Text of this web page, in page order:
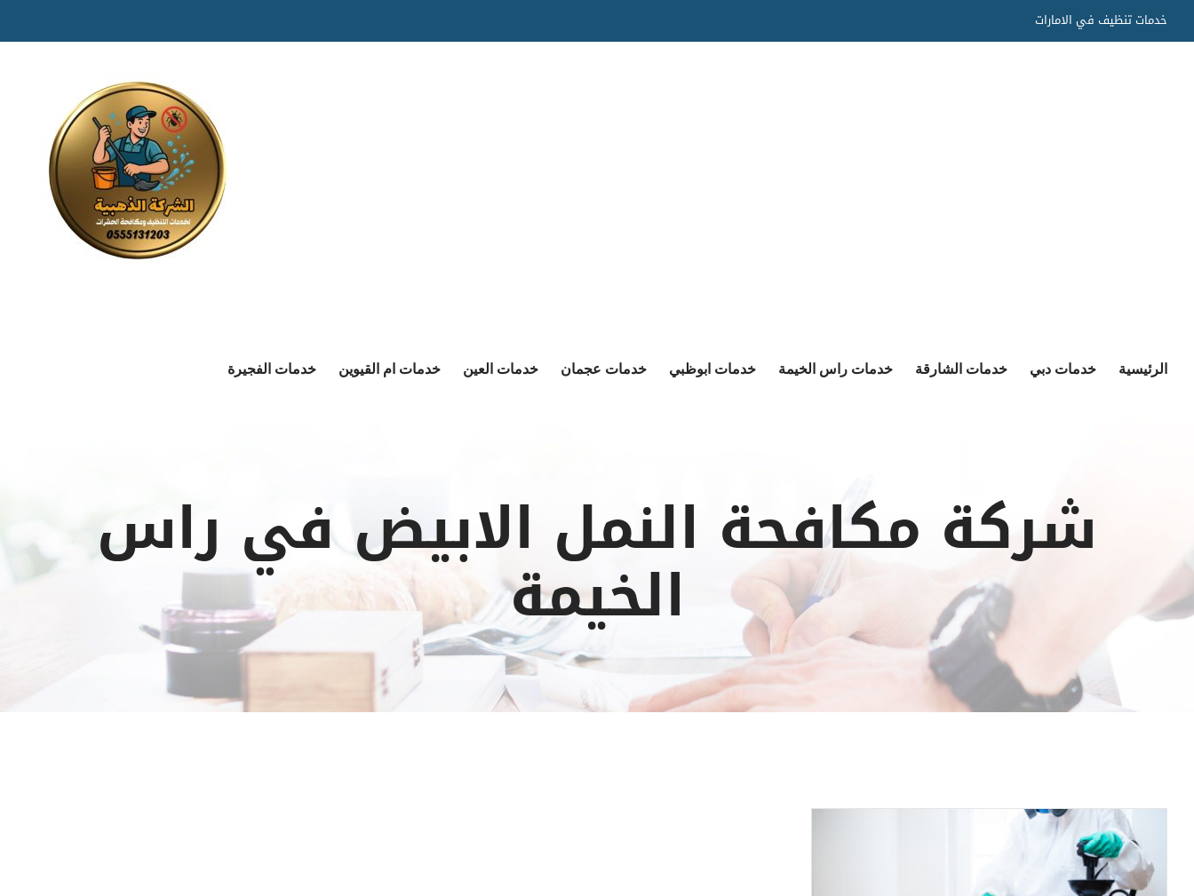
to
خدمات تنظيف في الامارات
الرئيسية خدمات دبي خدمات الشارقة خدمات راس الخيمة خدمات ابوظبي خدمات عجمان خدمات العين خدمات ام القيوين خدمات الفجيرة
شركة مكافحة النمل الابيض في راس
الخيمة